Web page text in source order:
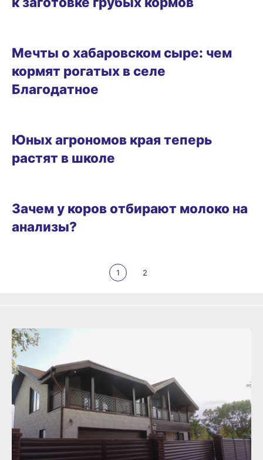
Мечты о хабаровском сыре: чем
кормят рогатых в селе
Благодатное
Юных агрономов края теперь
растят в школе
Зачем у коров отбирают молоко на
анализы?
1 2